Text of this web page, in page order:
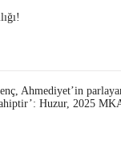
Ahmediyet’in
Huzur, 2025